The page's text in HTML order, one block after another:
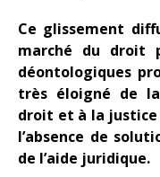
Ce glissement
marché du droit
déontologiques
très éloigné de la
droit et à la
l’absence de
de l’aide juridique.